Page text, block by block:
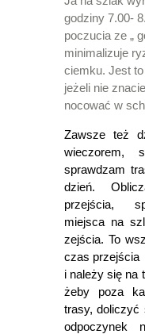
godziny 7.00-
poczucia ze „
minimalizuje
ciemku. Jest
jeżeli nie
nocować w
Zawsze też
wieczorem,
sprawdzam
dzień.
przejścia,
miejsca na
zejścia. To
czas przejścia
i należy się na
żeby poza
trasy, doliczyć
odpoczynek